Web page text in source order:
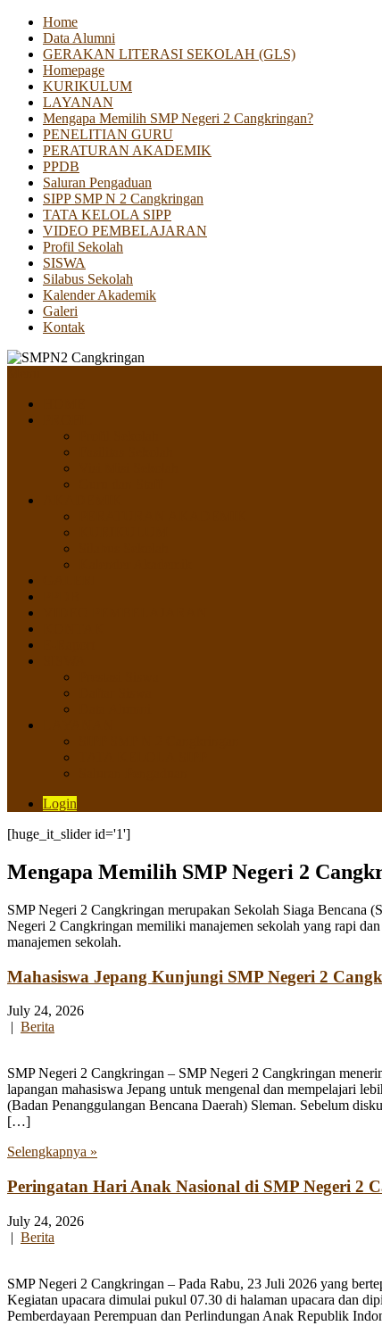
Home
Data Alumni
GERAKAN LITERASI SEKOLAH (GLS)
Homepage
KURIKULUM
LAYANAN
Mengapa Memilih SMP Negeri 2 Cangkringan?
PENELITIAN GURU
PERATURAN AKADEMIK
PPDB
Saluran Pengaduan
SIPP SMP N 2 Cangkringan
TATA KELOLA SIPP
VIDEO PEMBELAJARAN
Profil Sekolah
SISWA
Silabus Sekolah
Kalender Akademik
Galeri
Kontak
Login
[huge_it_slider id='1']
Mengapa Memilih SMP Negeri 2
SMP Negeri 2 Cangkringan merupakan Sekolah Siaga Bencana
Negeri 2 Cangkringan memiliki manajemen sekolah yang rapi
manajemen sekolah.
Mahasiswa Jepang Kunjungi SMP Negeri 2
July 24, 2026
| Berita
SMP Negeri 2 Cangkringan – SMP Negeri 2 Cangkringan
lapangan mahasiswa Jepang untuk mengenal dan mempelajari
(Badan Penanggulangan Bencana Daerah) Sleman. Sebelum
[…]
Selengkapnya »
Peringatan Hari Anak Nasional di SMP Negeri 2
July 24, 2026
| Berita
SMP Negeri 2 Cangkringan – Pada Rabu, 23 Juli 2026 yang
Kegiatan upacara dimulai pukul 07.30 di halaman upacara dan
Pemberdayaan Perempuan dan Perlindungan Anak Republik